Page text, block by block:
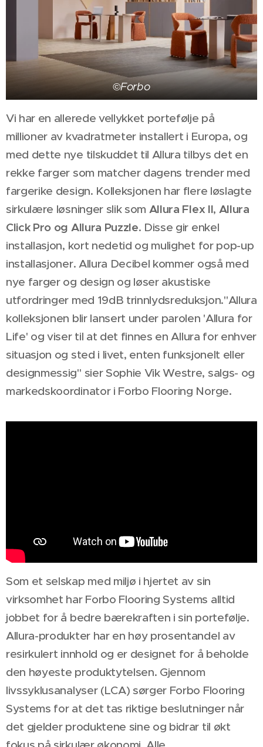
©Forbo
Vi har en allerede vellykket portefølje på
millioner av kvadratmeter installert i Europa, og
med dette nye tilskuddet til Allura tilbys det en
rekke farger som matcher dagens trender med
fargerike design. Kolleksjonen har flere løslagte
sirkulære løsninger slik som Allura Flex II, Allura
Click Pro og Allura Puzzle. Disse gir enkel
installasjon, kort nedetid og mulighet for pop-up
installasjoner. Allura Decibel kommer også med
nye farger og design og løser akustiske
utfordringer med 19dB trinnlydsreduksjon."Allura
kolleksjonen blir lansert under parolen 'Allura for
Life' og viser til at det finnes en Allura for enhver
situasjon og sted i livet, enten funksjonelt eller
designmessig" sier Sophie Vik Westre, salgs- og
markedskoordinator i Forbo Flooring Norge.
Som et selskap med miljø i hjertet av sin
virksomhet har Forbo Flooring Systems alltid
jobbet for å bedre bærekraften i sin portefølje.
Allura-produkter har en høy prosentandel av
resirkulert innhold og er designet for å beholde
den høyeste produktytelsen. Gjennom
livssyklusanalyser (LCA) sørger Forbo Flooring
Systems for at det tas riktige beslutninger når
det gjelder produktene sine og bidrar til økt